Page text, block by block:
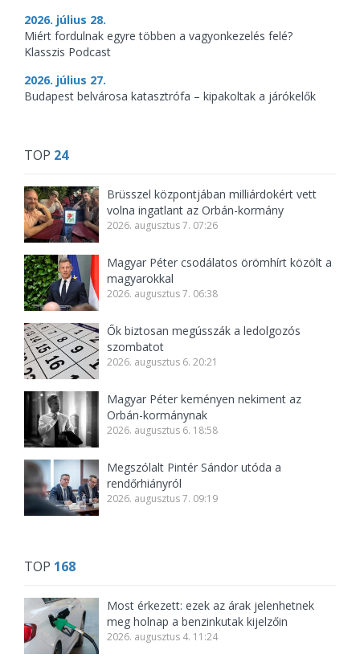
2026. július 28.
Miért fordulnak egyre többen a vagyonkezelés felé?
Klasszis Podcast
2026. július 27.
Budapest belvárosa katasztrófa – kipakoltak a járókelők
TOP 24
Brüsszel központjában milliárdokért vett
volna ingatlant az Orbán-kormány
2026. augusztus 7. 07:26
Magyar Péter csodálatos örömhírt közölt a
magyarokkal
2026. augusztus 7. 06:38
Ők biztosan megússzák a ledolgozós
szombatot
2026. augusztus 6. 20:21
Magyar Péter keményen nekiment az
Orbán-kormánynak
2026. augusztus 6. 18:58
Megszólalt Pintér Sándor utóda a
rendőrhiányról
2026. augusztus 7. 09:19
TOP 168
Most érkezett: ezek az árak jelenhetnek
meg holnap a benzinkutak kijelzőin
2026. augusztus 4. 11:24